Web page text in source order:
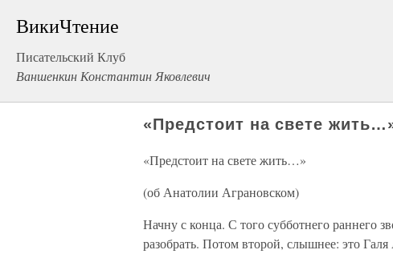
ВикиЧтение
Писательский Клуб
Ваншенкин Константин Яковлевич
«Предстоит на свете
«Предстоит на свете жить…»
(об Анатолии Аграновском)
Начну с конца. С того субботнего раннего
разобрать. Потом второй, слышнее: это